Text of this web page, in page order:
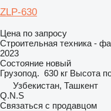
ZLP-630
Цена по запросу
Строительная техника -
2023
Состояние новый
Грузопод. 630 кг Высота
Узбекистан, Ташкент
Q.N.S
Связаться с продавцом